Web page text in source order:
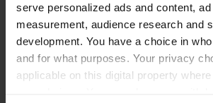
serve personalized ads and content,
measurement, audience research and
development. You have a choice in
and for what purposes. Your privacy
applicable on this digital property
Contact